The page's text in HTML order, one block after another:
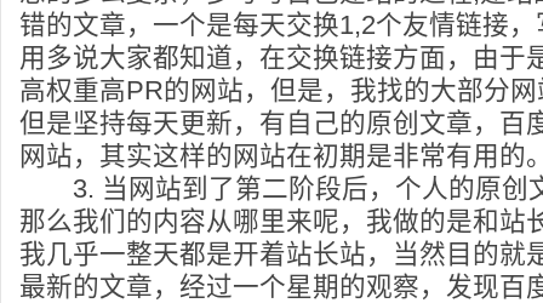
错的文章，一个是每天交换1,2个友情链接
用多说大家都知道，在交换链接方面，由于
高权重高PR的网站，但是，我找的大部分
但是坚持每天更新，有自己的原创文章，百
网站，其实这样的网站在初期是非常有用的
3. 当网站到了第二阶段后，个人的原创
那么我们的内容从哪里来呢，我做的是和站
我几乎一整天都是开着站长站，当然目的就
最新的文章，经过一个星期的观察，发现百